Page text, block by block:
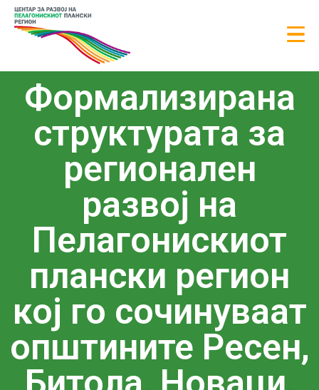
Формализирана
структурата за
регионален
развој на
Пелагонискиот
плански регион
кој го сочинуваат
општините Ресен,